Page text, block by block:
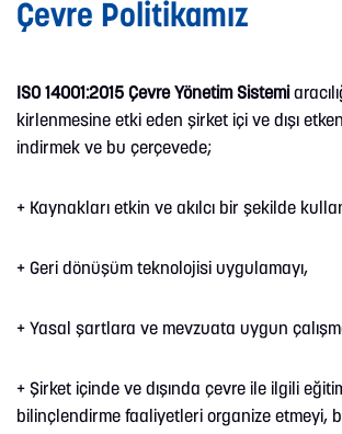
Çevre Politikamız
ISO 14001:2015 Çevre Yönetim Sistemi
kirlenmesine etki eden şirket içi ve dışı
indirmek ve bu çerçevede;
+ Kaynakları etkin ve akılcı bir şekilde
+ Geri dönüşüm teknolojisi uygulamayı,
+ Yasal şartlara ve mevzuata uygun
+ Şirket içinde ve dışında çevre ile ilgili
bilinçlendirme faaliyetleri organize etmeyi,